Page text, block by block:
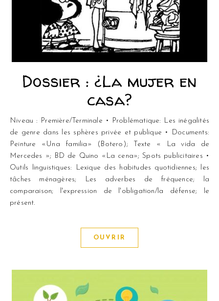
Dossier : ¿La mujer en
casa?
Niveau : Première/Terminale • Problématique: Les inégalités
de genre dans les sphères privée et publique • Documents:
Peinture «Una familia» (Botero); Texte « La vida de
Mercedes »; BD de Quino «La cena»; Spots publicitaires •
Outils linguistiques: Lexique des habitudes quotidiennes; les
tâches ménagères; Les adverbes de fréquence; la
comparaison; l'expression de l'obligation/la défense; le
présent.
OUVRIR